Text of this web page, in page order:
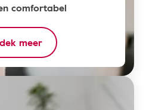
comfortabel
meer